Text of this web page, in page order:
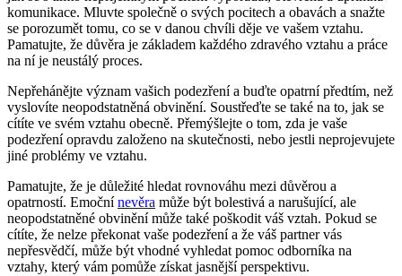
komunikace. Mluvte společně o svých pocitech a obavách a snažte
se porozumět tomu, co se v danou chvíli děje ve vašem vztahu.
Pamatujte, že důvěra je základem každého zdravého vztahu a práce
na ní je neustálý proces.
Nepřehánějte význam vašich podezření a buďte opatrní předtím, než
vyslovíte neopodstatněná obvinění. Soustřeďte se také na to, jak se
cítíte ve svém vztahu obecně. Přemýšlejte o tom, zda je vaše
podezření opravdu založeno na skutečnosti, nebo jestli neprojevujete
jiné problémy ve vztahu.
Pamatujte, že je důležité hledat rovnováhu mezi důvěrou a
opatrností. Emočnínevěra může být bolestivá a narušující, ale
neopodstatněné obvinění může také poškodit váš vztah. Pokud se
cítíte, že nelze překonat vaše podezření a že váš partner vás
nepřesvědčí, může být vhodné vyhledat pomoc odborníka na
vztahy, který vám pomůže získat jasnější perspektivu.